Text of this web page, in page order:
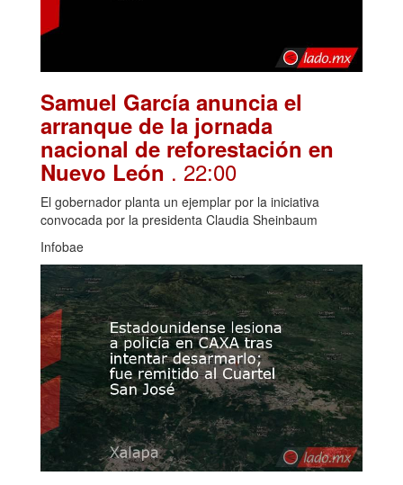
Samuel García anuncia el
arranque de la jornada
nacional de reforestación en
Nuevo León . 22:00
El gobernador planta un ejemplar por la iniciativa
convocada por la presidenta Claudia Sheinbaum
Infobae